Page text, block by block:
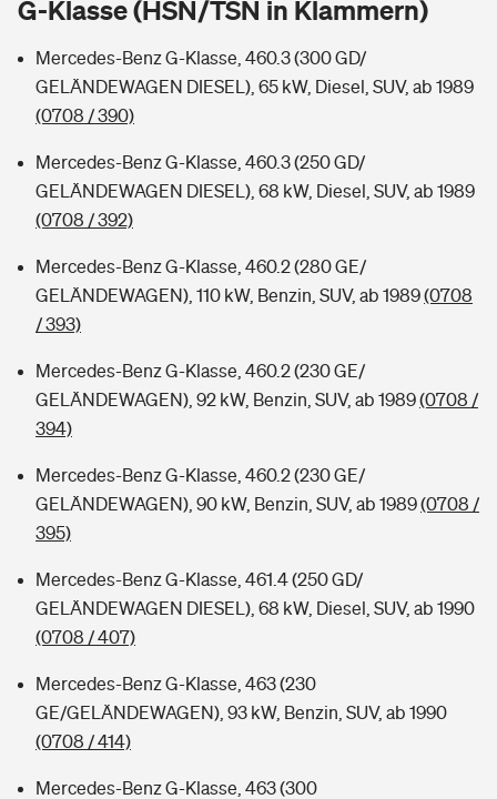
Sie haben Fragen?
Zur Übersicht
Typklassen: So ist Ihr Auto eingestuft
Sie haben Fragen?
G-Klasse (HSN/TSN in Klammern)
Mercedes-Benz G-Klasse, 460.3 (300 GD/
GELÄNDEWAGEN DIESEL), 65 kW, Diesel, SUV, ab 1989
(0708 / 390)
Mercedes-Benz G-Klasse, 460.3 (250 GD/
GELÄNDEWAGEN DIESEL), 68 kW, Diesel, SUV, ab 1989
(0708 / 392)
Mercedes-Benz G-Klasse, 460.2 (280 GE/
GELÄNDEWAGEN), 110 kW, Benzin, SUV, ab 1989(0708
/ 393)
Mercedes-Benz G-Klasse, 460.2 (230 GE/
GELÄNDEWAGEN), 92 kW, Benzin, SUV, ab 1989(0708 /
394)
Mercedes-Benz G-Klasse, 460.2 (230 GE/
GELÄNDEWAGEN), 90 kW, Benzin, SUV, ab 1989(0708 /
395)
Mercedes-Benz G-Klasse, 461.4 (250 GD/
GELÄNDEWAGEN DIESEL), 68 kW, Diesel, SUV, ab 1990
(0708 / 407)
Mercedes-Benz G-Klasse, 463 (230
GE/GELÄNDEWAGEN), 93 kW, Benzin, SUV, ab 1990
(0708 / 414)
Mercedes-Benz G-Klasse, 463 (300